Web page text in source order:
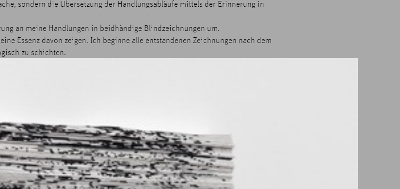
sondern die Übersetzung der Handlungsabläufe mittels der Erinnerung in
an meine Handlungen in beidhändige Blindzeichnungen um.
Essenz davon zeigen. Ich beginne alle entstandenen Zeichnungen nach dem
zu schichten.